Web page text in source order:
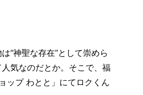
“神聖な存在”として崇めら
気なのだとか。そこで、福
ップ わとと」にてロクくん